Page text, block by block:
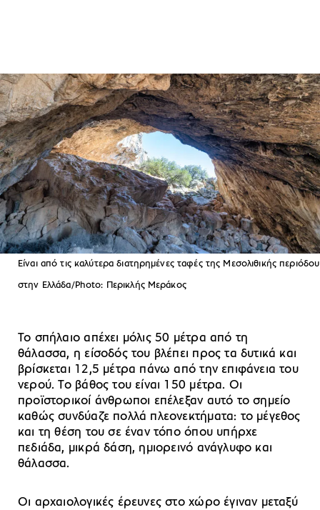
Είναι από τις καλύτερα διατηρημένες ταφές της Μεσολιθικής περιόδου
στην Ελλάδα/Photo: Περικλής Μεράκος
Το σπήλαιο απέχει μόλις 50 μέτρα από τη
θάλασσα, η είσοδός του βλέπει προς τα δυτικά και
βρίσκεται 12,5 μέτρα πάνω από την επιφάνεια του
νερού. Το βάθος του είναι 150 μέτρα. Οι
προϊστορικοί άνθρωποι επέλεξαν αυτό το σημείο
καθώς συνδύαζε πολλά πλεονεκτήματα: το μέγεθος
και τη θέση του σε έναν τόπο όπου υπήρχε
πεδιάδα, μικρά δάση, ημιορεινό ανάγλυφο και
θάλασσα.
Οι αρχαιολογικές έρευνες στο χώρο έγιναν μεταξύ